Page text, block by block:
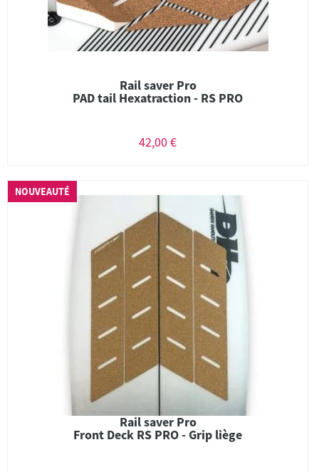
Rail saver Pro
PAD tail Hexatraction - RS PRO
42,00 €
NOUVEAUTÉ
Rail saver Pro
Front Deck RS PRO - Grip liège